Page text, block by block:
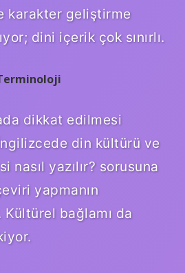
karakter geliştirme
dini içerik çok sınırlı.
dikkat edilmesi
din kültürü ve
nasıl yazılır? sorusuna
yapmanın
bağlamı da